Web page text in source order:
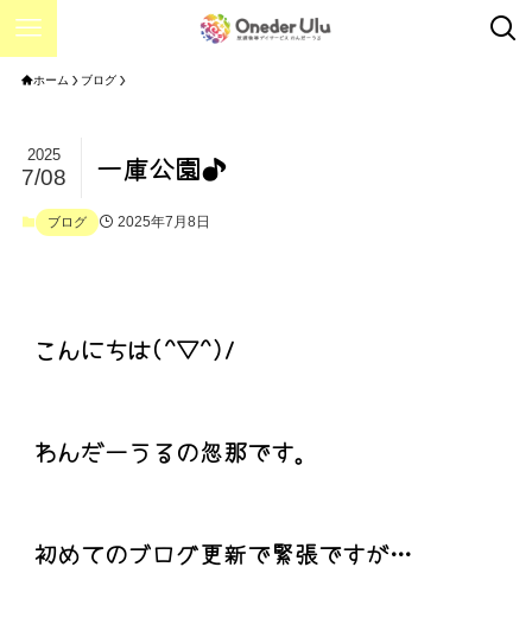
ホーム ブログ
一庫公園♪
2025
7/08
ブログ 2025年7月8日
こんにちは(^▽^)/
わんだーうるの忽那です。
初めてのブログ更新で緊張ですが…